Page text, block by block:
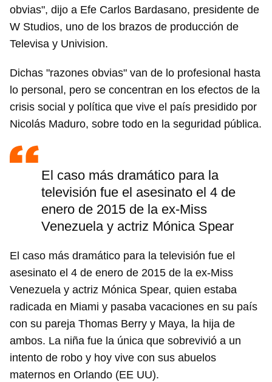
obvias", dijo a Efe Carlos Bardasano, presidente de
W Studios, uno de los brazos de producción de
Televisa y Univision.
Dichas "razones obvias" van de lo profesional hasta
lo personal, pero se concentran en los efectos de la
crisis social y política que vive el país presidido por
Nicolás Maduro, sobre todo en la seguridad pública.
El caso más dramático para la
televisión fue el asesinato el 4 de
enero de 2015 de la ex-Miss
Venezuela y actriz Mónica Spear
El caso más dramático para la televisión fue el
asesinato el 4 de enero de 2015 de la ex-Miss
Venezuela y actriz Mónica Spear, quien estaba
radicada en Miami y pasaba vacaciones en su país
con su pareja Thomas Berry y Maya, la hija de
ambos. La niña fue la única que sobrevivió a un
intento de robo y hoy vive con sus abuelos
maternos en Orlando (EE UU).